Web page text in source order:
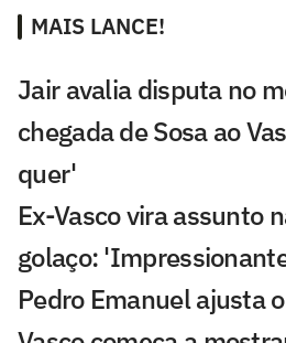
MAIS LANCE!
Jair avalia disputa no
chegada de Sosa ao
quer'
Ex-Vasco vira assunto
golaço:
Pedro Emanuel ajusta